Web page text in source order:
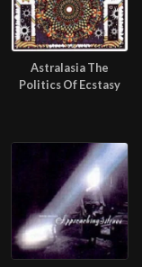
Astralasia The
Politics Of Ecstasy